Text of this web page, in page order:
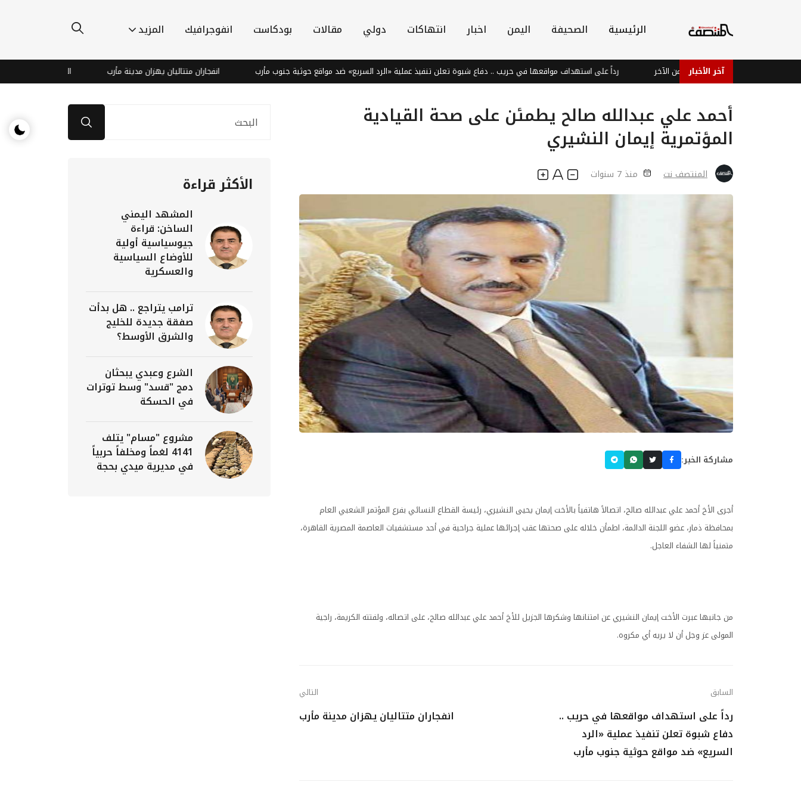
الرئيسية الصحيفة اليمن اخبار انتهاكات دولي مقالات بودكاست انفوجرافيك المزيد
آخر الأخبارمن الآخر رداً على استهداف مواقعها في حريب .. دفاع شبوة تعلن تنفيذ عملية «الرد السريع» ضد مواقع حوثية جنوب مأرب انفجاران متتاليان يهزان مدينة مأرب المركزي الأوروبي
أحمد علي عبدالله صالح يطمئن على صحة القيادية
المؤتمرية إيمان النشيري
المنتصف نت منذ 7 سنوات
مشاركة الخبر:
أجرى الأخ أحمد علي عبدالله صالح، اتصالاً هاتفياً بالأخت إيمان يحيى النشيري، رئيسة القطاع النسائي بفرع المؤتمر الشعبي العام
بمحافظة ذمار، عضو اللجنة الدائمة، اطمأن خلاله على صحتها عقب إجرائها عملية جراحية في أحد مستشفيات العاصمة المصرية القاهرة،
متمنياً لها الشفاء العاجل.
من جانبها عبرت الأخت إيمان النشيري عن امتنانها وشكرها الجزيل للأخ أحمد علي عبدالله صالح، على اتصاله، ولفتته الكريمة، راجية
المولى عز وجل أن لا يريه أي مكروه.
السابق
رداً على استهداف مواقعها في حريب ..
دفاع شبوة تعلن تنفيذ عملية «الرد
السريع» ضد مواقع حوثية جنوب مأرب
التالي
انفجاران متتاليان يهزان مدينة مأرب
الأكثر قراءة
المشهد اليمني
الساخن: قراءة
جيوسياسية أولية
للأوضاع السياسية
والعسكرية
ترامب يتراجع .. هل بدأت
صفقة جديدة للخليج
والشرق الأوسط؟
الشرع وعبدي يبحثان
دمج "قسد" وسط توترات
في الحسكة
مشروع "مسام" يتلف
4141 لغماً ومخلفاً حربياً
في مديرية ميدي بحجة